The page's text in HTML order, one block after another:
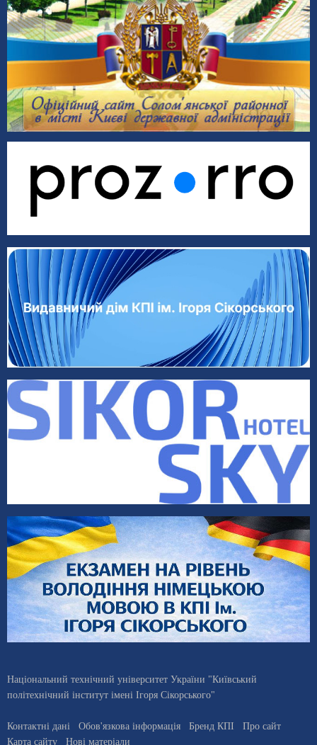
Національний технічний університет України "Київський
політехнічний інститут імені Ігоря Сікорського"
Контактні дані Обов'язкова інформація Бренд КПІ
Про сайт
Карта сайту
Нові матеріали